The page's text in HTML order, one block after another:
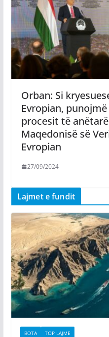
Orban: Si
Evropian,
procesit të
Maqedonisë së
Evropian
27/09/2024
Lajmet e fundit
BOTA TOP LAJME